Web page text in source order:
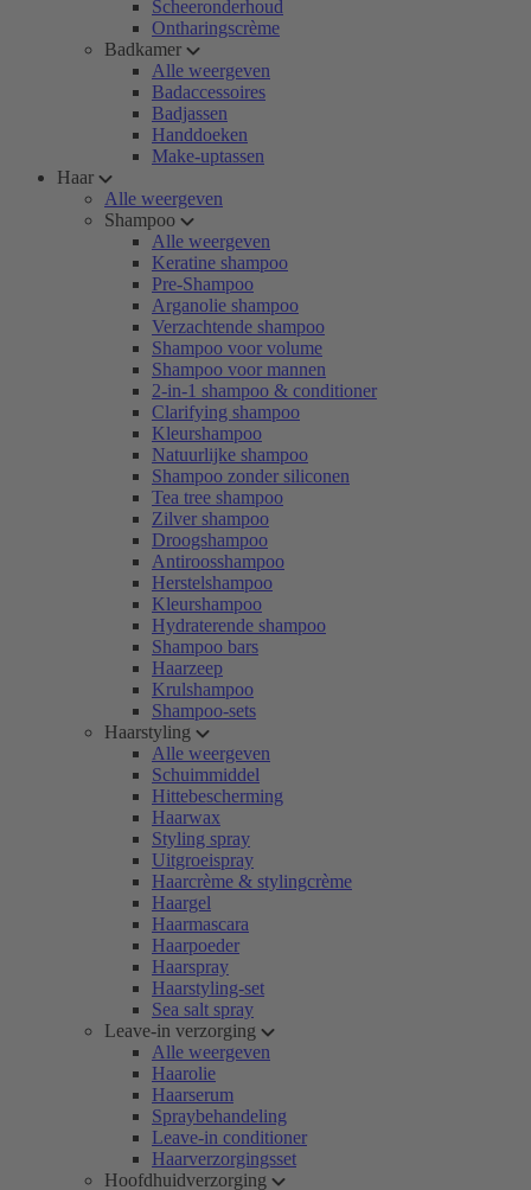
Scheeronderhoud
Ontharingscrème
Badkamer
Alle weergeven
Badaccessoires
Badjassen
Handdoeken
Make-uptassen
Haar
Alle weergeven
Shampoo
Alle weergeven
Keratine shampoo
Pre-Shampoo
Arganolie shampoo
Verzachtende shampoo
Shampoo voor volume
Shampoo voor mannen
2-in-1 shampoo & conditioner
Clarifying shampoo
Kleurshampoo
Natuurlijke shampoo
Shampoo zonder siliconen
Tea tree shampoo
Zilver shampoo
Droogshampoo
Antiroosshampoo
Herstelshampoo
Kleurshampoo
Hydraterende shampoo
Shampoo bars
Haarzeep
Krulshampoo
Shampoo-sets
Haarstyling
Alle weergeven
Schuimmiddel
Hittebescherming
Haarwax
Styling spray
Uitgroeispray
Haarcrème & stylingcrème
Haargel
Haarmascara
Haarpoeder
Haarspray
Haarstyling-set
Sea salt spray
Leave-in verzorging
Alle weergeven
Haarolie
Haarserum
Spraybehandeling
Leave-in conditioner
Haarverzorgingsset
Hoofdhuidverzorging